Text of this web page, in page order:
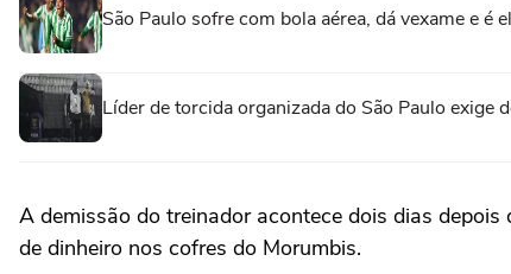
São Paulo sofre com bola aérea, dá vexame e é
Líder de torcida organizada do São Paulo exige
A demissão do treinador acontece dois dias
de dinheiro nos cofres do Morumbis.